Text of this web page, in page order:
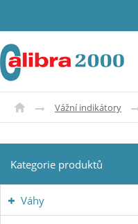
Vážní indikátory
Kategorie produktů
Váhy